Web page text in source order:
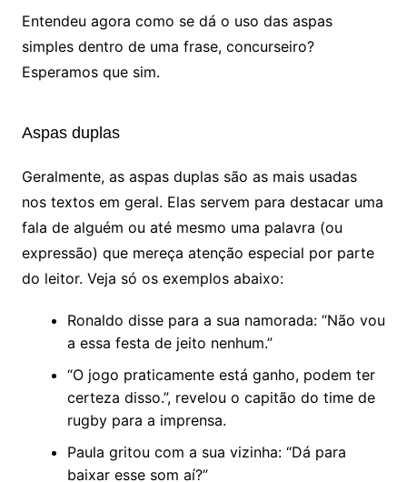
Entendeu agora como se dá o uso das aspas
simples dentro de uma frase, concurseiro?
Esperamos que sim.
Aspas duplas
Geralmente, as aspas duplas são as mais usadas
nos textos em geral. Elas servem para destacar uma
fala de alguém ou até mesmo uma palavra (ou
expressão) que mereça atenção especial por parte
do leitor. Veja só os exemplos abaixo:
Ronaldo disse para a sua namorada: “Não vou
a essa festa de jeito nenhum.”
“O jogo praticamente está ganho, podem ter
certeza disso.”, revelou o capitão do time de
rugby para a imprensa.
Paula gritou com a sua vizinha: “Dá para
baixar esse som aí?”